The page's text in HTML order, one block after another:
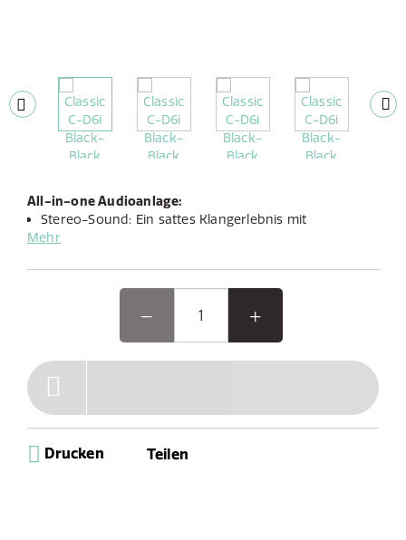
All-in-one Audioanlage:
Stereo-Sound: Ein sattes Klangerlebnis mit
dynamischen 2x 15W
Räume
Digitale Funktionen: Internetradio, Podcasts, DAB+,
Klassischer CD-Player: Entdecke den zeitlosen
Charme wieder
Einfache Navigation mit dem 2,4-Zoll-Farbdisplay
Optimierter Sound mit 3 EQs: Dynamic, Comfort,
Neutral
Favoriten: Bis zu 150 kombinierte Voreinstellungen
Verbessere dein Hörerlebnis mit dem Classic C-D6i!
Mehr
Drucken Teilen